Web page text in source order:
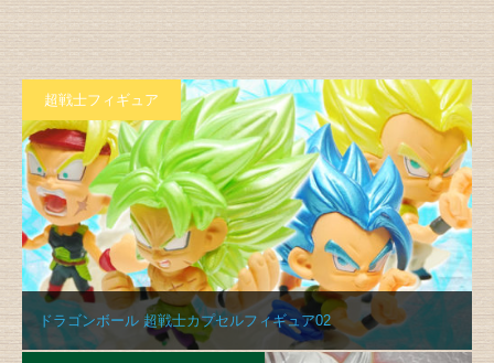
超戦士フィギュア
ドラゴンボール 超戦士カプセルフィギュア02